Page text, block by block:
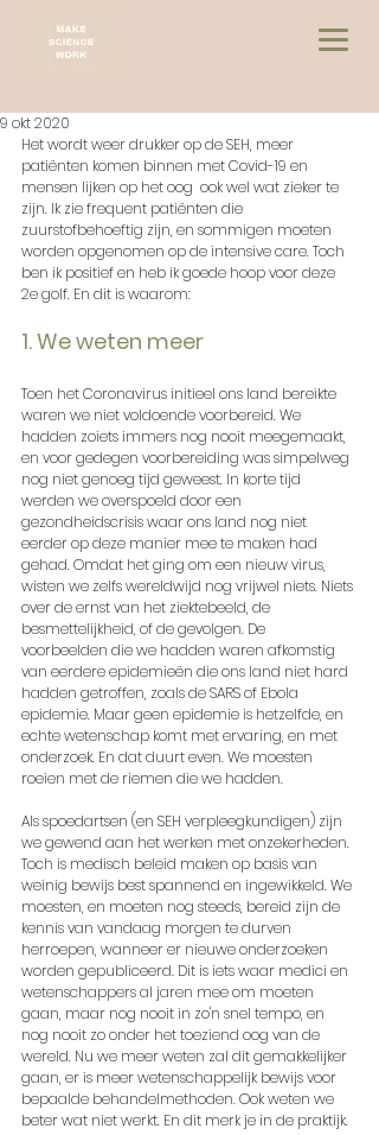
9 okt 2020
Het wordt weer drukker op de SEH, meer
patiënten komen binnen met Covid-19 en
mensen lijken op het oog  ook wel wat zieker te
zijn. Ik zie frequent patiënten die
zuurstofbehoeftig zijn, en sommigen moeten
worden opgenomen op de intensive care. Toch
ben ik positief en heb ik goede hoop voor deze
2e golf. En dit is waarom:
1. We weten meer
Toen het Coronavirus initieel ons land bereikte
waren we niet voldoende voorbereid. We
hadden zoiets immers nog nooit meegemaakt,
en voor gedegen voorbereiding was simpelweg
nog niet genoeg tijd geweest. In korte tijd
werden we overspoeld door een
gezondheidscrisis waar ons land nog niet
eerder op deze manier mee te maken had
gehad. Omdat het ging om een nieuw virus,
wisten we zelfs wereldwijd nog vrijwel niets. Niets
over de ernst van het ziektebeeld, de
besmettelijkheid, of de gevolgen. De
voorbeelden die we hadden waren afkomstig
van eerdere epidemieën die ons land niet hard
hadden getroffen, zoals de SARS of Ebola
epidemie. Maar geen epidemie is hetzelfde, en
echte wetenschap komt met ervaring, en met
onderzoek. En dat duurt even. We moesten
roeien met de riemen die we hadden.
Als spoedartsen (en SEH verpleegkundigen) zijn
we gewend aan het werken met onzekerheden.
Toch is medisch beleid maken op basis van
weinig bewijs best spannend en ingewikkeld. We
moesten, en moeten nog steeds, bereid zijn de
kennis van vandaag morgen te durven
herroepen, wanneer er nieuwe onderzoeken
worden gepubliceerd. Dit is iets waar medici en
wetenschappers al jaren mee om moeten
gaan, maar nog nooit in zo'n snel tempo, en
nog nooit zo onder het toeziend oog van de
wereld. Nu we meer weten zal dit gemakkelijker
gaan, er is meer wetenschappelijk bewijs voor
bepaalde behandelmethoden. Ook weten we
beter wat niet werkt. En dit merk je in de praktijk.